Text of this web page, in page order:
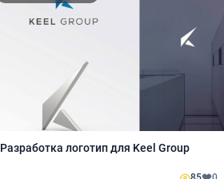
Разработка логотип для Keel Group